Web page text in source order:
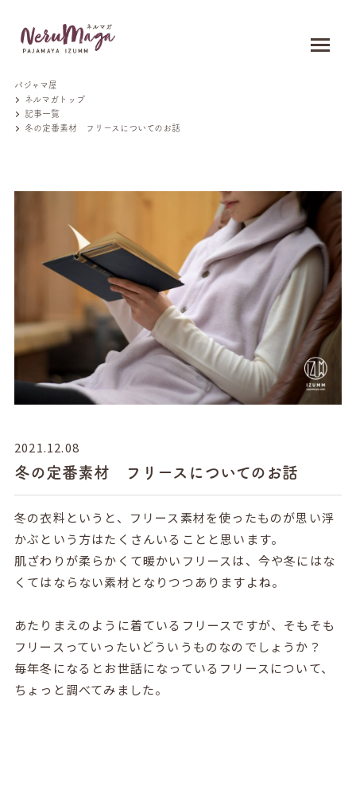
パジャマ屋
ネルマガトップ
記事一覧
冬の定番素材 フリースについてのお話
2021.12.08
冬の定番素材 フリースについてのお話
冬の衣料というと、フリース素材を使ったものが思い浮
かぶという方はたくさんいることと思います。
肌ざわりが柔らかくて暖かいフリースは、今や冬にはな
くてはならない素材となりつつありますよね。
あたりまえのように着ているフリースですが、そもそも
フリースっていったいどういうものなのでしょうか？
毎年冬になるとお世話になっているフリースについて、
ちょっと調べてみました。